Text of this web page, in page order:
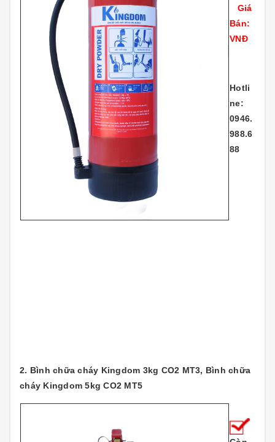
Giá
Bán:
VNĐ
Hotli
ne:
0946.
988.6
88
2. Bình chữa cháy Kingdom 3kg CO2 MT3, Bình chữa
cháy Kingdom 5kg CO2 MT5